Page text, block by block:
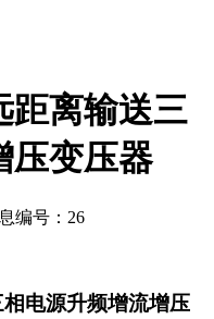
距离输送三
压变压器
编号：26
电源升频增流增压